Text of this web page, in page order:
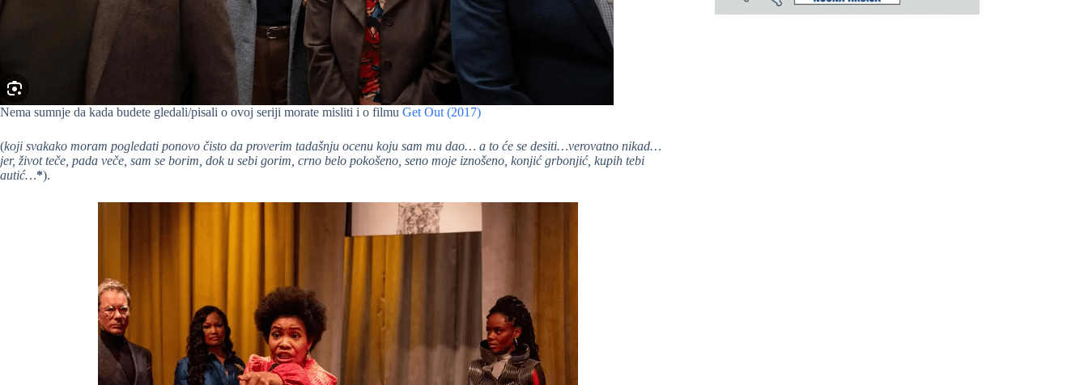
Nema sumnje da kada budete gledali/pisali o ovoj seriji morate misliti i o filmu Get Out (2017)
(koji svakako moram pogledati ponovo čisto da proverim tadašnju ocenu koju sam mu dao… a to će se desiti…verovatno nikad…
jer, život teče, pada veče, sam se borim, dok u sebi gorim, crno belo pokošeno, seno moje iznošeno, konjić grbonjić, kupih tebi
autić…*).